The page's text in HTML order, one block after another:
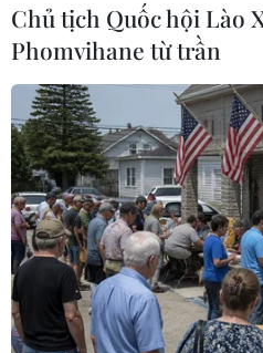
#F1 #Đội đua #Thử
#Lo ngại
#AlphaTauri
#Vietnam Grand Prix
Italy
Theo dõi VietnamPlus
Chủ tịch Quốc hội Lào
Phomvihane từ trần